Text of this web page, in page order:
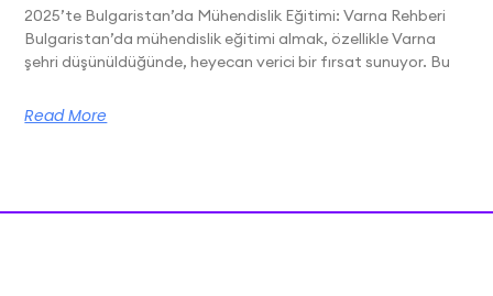
2025’te Bulgaristan’da Mühendislik Eğitimi: Varna Rehberi
Bulgaristan’da mühendislik eğitimi almak, özellikle Varna
şehri düşünüldüğünde, heyecan verici bir fırsat sunuyor. Bu
Read More